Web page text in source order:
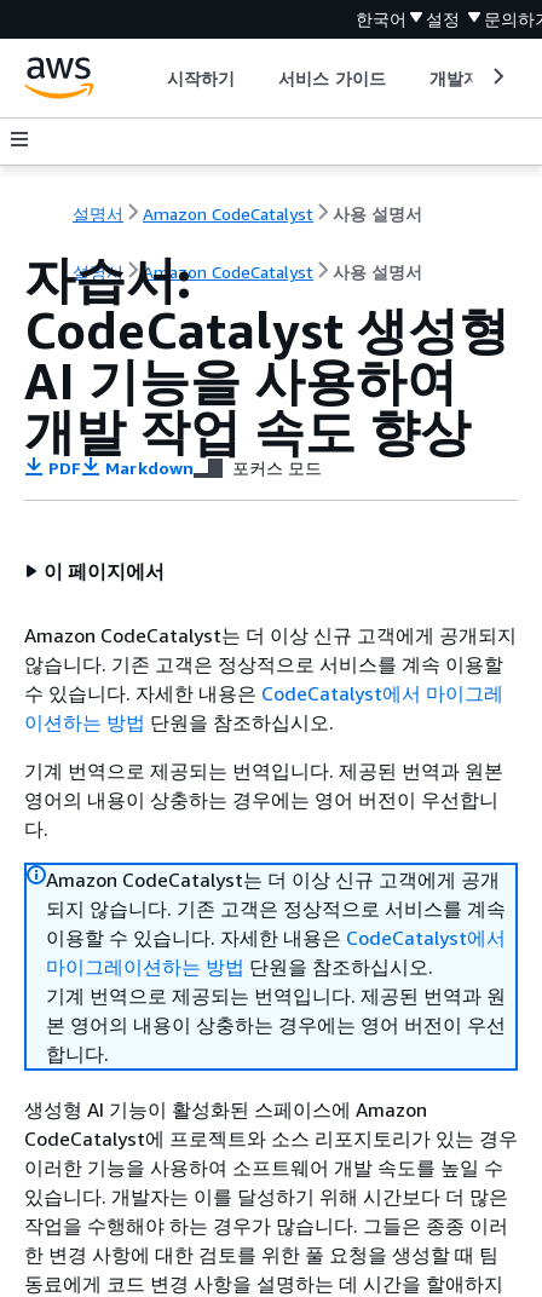
한국어 설정 문의하
시작하기 서비스 가이드 개발자 도구
설명서 Amazon CodeCatalyst 사용 설명서
설명서 Amazon CodeCatalyst 사용 설명서
자습서:
CodeCatalyst 생성형
AI 기능을 사용하여
개발 작업 속도 향상
PDF Markdown 포커스 모드
이 페이지에서
Amazon CodeCatalyst는 더 이상 신규 고객에게 공개되지
않습니다. 기존 고객은 정상적으로 서비스를 계속 이용할
수 있습니다. 자세한 내용은 CodeCatalyst에서 마이그레
이션하는 방법 단원을 참조하십시오.
기계 번역으로 제공되는 번역입니다. 제공된 번역과 원본
영어의 내용이 상충하는 경우에는 영어 버전이 우선합니
다.
Amazon CodeCatalyst는 더 이상 신규 고객에게 공개
되지 않습니다. 기존 고객은 정상적으로 서비스를 계속
이용할 수 있습니다. 자세한 내용은 CodeCatalyst에서
마이그레이션하는 방법 단원을 참조하십시오.
기계 번역으로 제공되는 번역입니다. 제공된 번역과 원
본 영어의 내용이 상충하는 경우에는 영어 버전이 우선
합니다.
생성형 AI 기능이 활성화된 스페이스에 Amazon
CodeCatalyst에 프로젝트와 소스 리포지토리가 있는 경우
이러한 기능을 사용하여 소프트웨어 개발 속도를 높일 수
있습니다. 개발자는 이를 달성하기 위해 시간보다 더 많은
작업을 수행해야 하는 경우가 많습니다. 그들은 종종 이러
한 변경 사항에 대한 검토를 위한 풀 요청을 생성할 때 팀
동료에게 코드 변경 사항을 설명하는 데 시간을 할애하지